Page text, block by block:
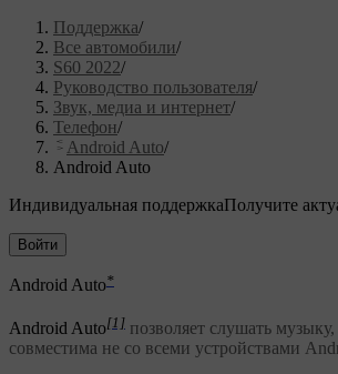
Поддержка/
Все автомобили/
S60 2022/
Руководство пользователя/
Звук, медиа и интернет/
Телефон/
Android Auto/
Android Auto
Индивидуальная поддержкаПолучите
Войти
Android Auto*
Android Auto[1] позволяет слушать
совместима не со всеми устройствами